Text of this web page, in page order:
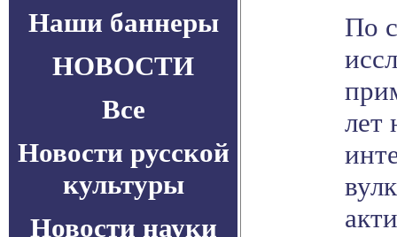
Наши баннеры
НОВОСТИ
Все
Новости русской
культуры
Новости науки
По
лет